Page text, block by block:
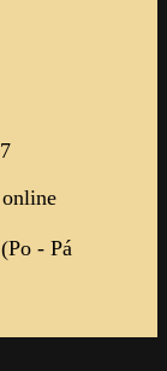
- Pá